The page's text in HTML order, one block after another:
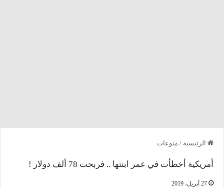
الرئيسية / منوعات
أمريكية أخطأت في عمر ابنتها .. فربحت 78 ألف دولار !
27 أبريل، 2019